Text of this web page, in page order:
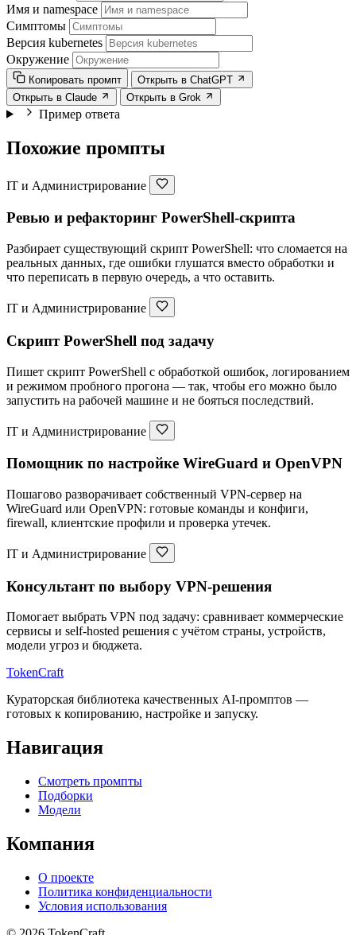
Имя и namespace
Симптомы
Версия kubernetes
Окружение
Копировать промпт
Открыть в ChatGPT
Открыть в Claude
Открыть в Grok
Пример ответа
Похожие промпты
IT и Администрирование
Ревью и рефакторинг PowerShell-скрипта
Разбирает существующий скрипт PowerShell: что сломается на
реальных данных, где ошибки глушатся вместо обработки и
что переписать в первую очередь, а что оставить.
IT и Администрирование
Скрипт PowerShell под задачу
Пишет скрипт PowerShell с обработкой ошибок, логированием
и режимом пробного прогона — так, чтобы его можно было
запустить на рабочей машине и не бояться последствий.
IT и Администрирование
Помощник по настройке WireGuard и OpenVPN
Пошагово разворачивает собственный VPN-сервер на
WireGuard или OpenVPN: готовые команды и конфиги,
firewall, клиентские профили и проверка утечек.
IT и Администрирование
Консультант по выбору VPN-решения
Помогает выбрать VPN под задачу: сравнивает коммерческие
сервисы и self-hosted решения с учётом страны, устройств,
модели угроз и бюджета.
TokenCraft
Кураторская библиотека качественных AI-промптов —
готовых к копированию, настройке и запуску.
Навигация
Смотреть промпты
Подборки
Модели
Компания
О проекте
Политика конфиденциальности
Условия использования